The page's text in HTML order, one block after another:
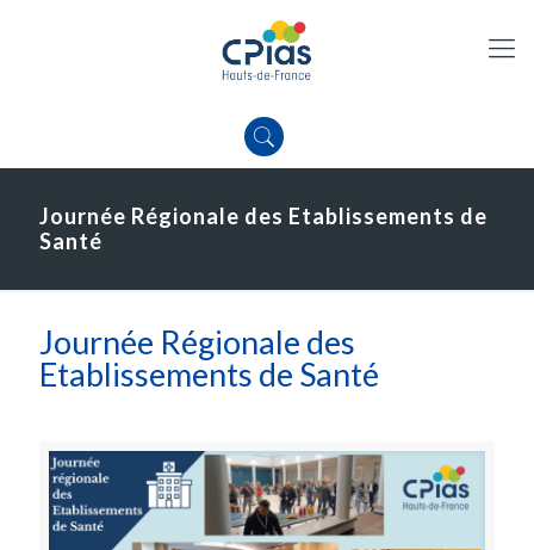
Journée Régionale des Etablissements de
Santé
Journée Régionale des
Etablissements de Santé